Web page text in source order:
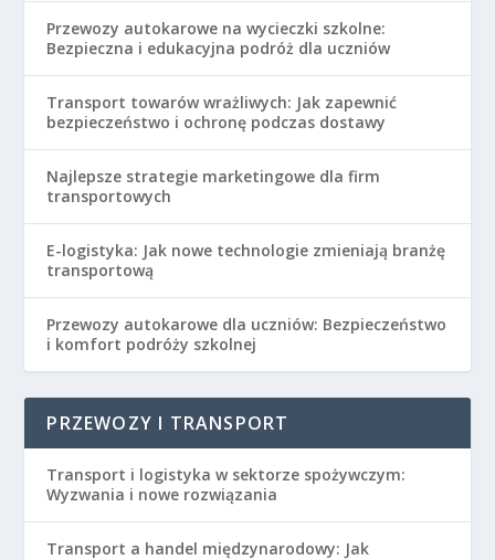
Przewozy autokarowe na wycieczki szkolne:
Bezpieczna i edukacyjna podróż dla uczniów
Transport towarów wrażliwych: Jak zapewnić
bezpieczeństwo i ochronę podczas dostawy
Najlepsze strategie marketingowe dla firm
transportowych
E-logistyka: Jak nowe technologie zmieniają branżę
transportową
Przewozy autokarowe dla uczniów: Bezpieczeństwo
i komfort podróży szkolnej
PRZEWOZY I TRANSPORT
Transport i logistyka w sektorze spożywczym:
Wyzwania i nowe rozwiązania
Transport a handel międzynarodowy: Jak